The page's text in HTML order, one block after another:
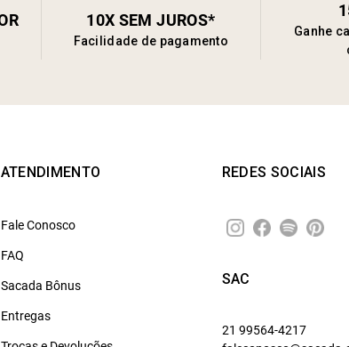
10X SEM JUROS*
Facilidade de pagamento
Ganhe
ATENDIMENTO
Fale Conosco
FAQ
Sacada Bônus
Entregas
REDES SOCIAIS
SAC
21 99564-4217